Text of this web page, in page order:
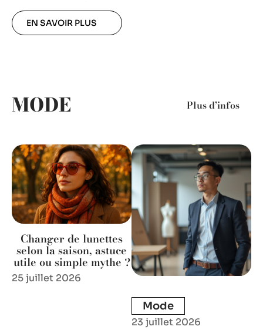
EN SAVOIR PLUS
MODE Plus d’infos
Changer de lunettes
selon la saison, astuce
utile ou simple mythe ?
25 juillet 2026
Mode
23 juillet 2026